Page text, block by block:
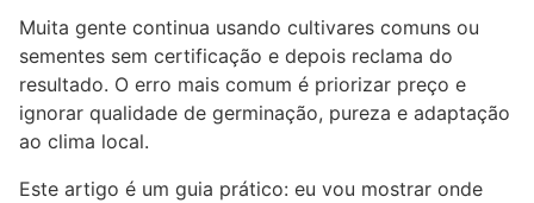
Muita gente continua usando cultivares comuns ou
sementes sem certificação e depois reclama do
resultado. O erro mais comum é priorizar preço e
ignorar qualidade de germinação, pureza e adaptação
ao clima local.
Este artigo é um guia prático: eu vou mostrar onde